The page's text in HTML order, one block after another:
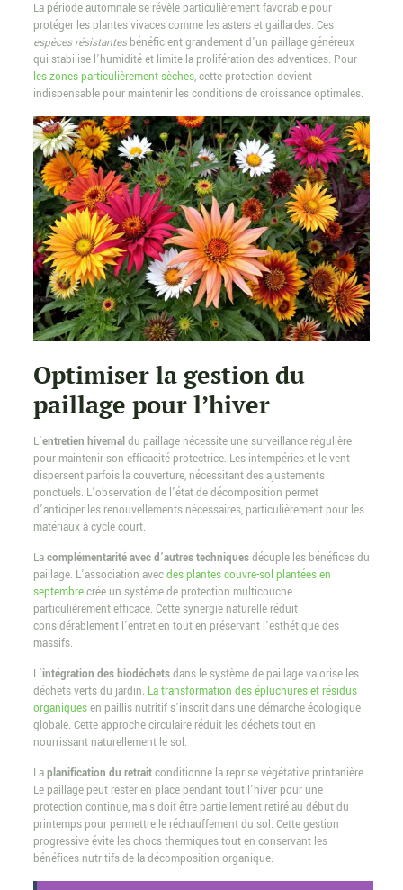
La période automnale se révèle particulièrement favorable pour
protéger les plantes vivaces comme les asters et gaillardes. Ces
espèces résistantesbénéficient grandement d’un paillage généreux
qui stabilise l’humidité et limite la prolifération des adventices. Pour
les zones particulièrement sèches, cette protection devient
indispensable pour maintenir les conditions de croissance optimales.
Optimiser la gestion du
paillage pour l’hiver
L’entretien hivernaldu paillage nécessite une surveillance régulière
pour maintenir son efficacité protectrice. Les intempéries et le vent
dispersent parfois la couverture, nécessitant des ajustements
ponctuels. L’observation de l’état de décomposition permet
d’anticiper les renouvellements nécessaires, particulièrement pour les
matériaux à cycle court.
Lacomplémentarité avec d’autres techniquesdécuple les bénéfices du
paillage. L’association avecdes plantes couvre-sol plantées en
septembrecrée un système de protection multicouche
particulièrement efficace. Cette synergie naturelle réduit
considérablement l’entretien tout en préservant l’esthétique des
massifs.
L’intégration des biodéchetsdans le système de paillage valorise les
déchets verts du jardin. La transformation des épluchures et résidus
organiquesen paillis nutritif s’inscrit dans une démarche écologique
globale. Cette approche circulaire réduit les déchets tout en
nourrissant naturellement le sol.
Laplanification du retraitconditionne la reprise végétative printanière.
Le paillage peut rester en place pendant tout l’hiver pour une
protection continue, mais doit être partiellement retiré au début du
printemps pour permettre le réchauffement du sol. Cette gestion
progressive évite les chocs thermiques tout en conservant les
bénéfices nutritifs de la décomposition organique.